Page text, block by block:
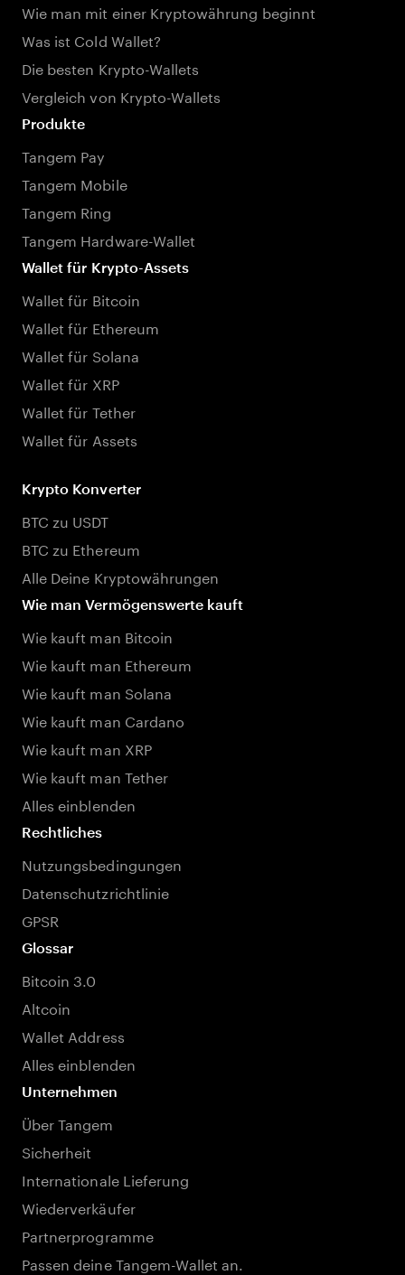
Wie man mit einer Kryptowährung beginnt
Was ist Cold Wallet?
Die besten Krypto-Wallets
Vergleich von Krypto-Wallets
Produkte
Tangem Pay
Tangem Mobile
Tangem Ring
Tangem Hardware-Wallet
Wallet für Krypto-Assets
Wallet für Bitcoin
Wallet für Ethereum
Wallet für Solana
Wallet für XRP
Wallet für Tether
Wallet für Assets
Krypto Konverter
BTC zu USDT
BTC zu Ethereum
Alle Deine Kryptowährungen
Wie man Vermögenswerte kauft
Wie kauft man Bitcoin
Wie kauft man Ethereum
Wie kauft man Solana
Wie kauft man Cardano
Wie kauft man XRP
Wie kauft man Tether
Alles einblenden
Rechtliches
Nutzungsbedingungen
Datenschutzrichtlinie
GPSR
Glossar
Bitcoin 3.0
Altcoin
Wallet Address
Alles einblenden
Unternehmen
Über Tangem
Sicherheit
Internationale Lieferung
Wiederverkäufer
Partnerprogramme
Passen deine Tangem-Wallet an.